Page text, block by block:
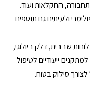
החקלאות ועוד.
ולעיתים גם תוספים
שבבית, דלק ביולוגי,
ייעודיים לטיפול
סילוק בטוח.